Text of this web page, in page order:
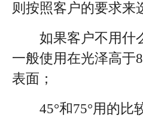
则按照客户的要求来
如果客户不用什么
一般使用在光泽高于
表面；
45°和75°用的比较